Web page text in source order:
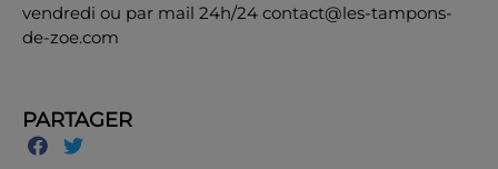
vendredi ou par mail 24h/24 contact@les-tampons-
de-zoe.com
PARTAGER